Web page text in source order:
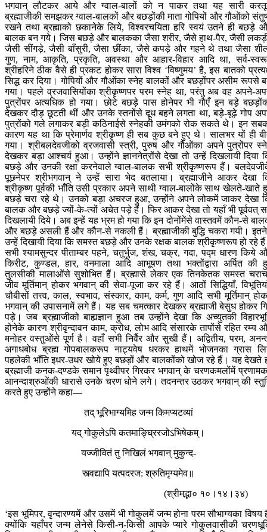
भगवान् लौटकर आये और ग्वाल-बालों को न पाकर तथा यह सारी
ब्रह्माजीकी समझकर ग्वाल-बालकों और बछड़ोंकी माता गोपियों और गौओंको
रखने तथा ब्रह्माको छकानेके लिये, विश्वरचयिता हरि स्वयं उतने ही बछड़े
बालक बन गये। जिस बछड़े और बालकका जैसा शरीर, जैसे हाथ-पैर, जैसी
जैसी सींगड़े, जैसी बाँसुरी, जैसा छींका, जैसे कपड़े और गहने थे तथा जैसा
गुण, नाम, आकृति, प्रकृति, अवस्था और आहार-विहार आदि था, सर्व-
श्रीहरिने ठीक वैसे ही प्रकट होकर सारा विश्व ‘विष्णुमय’ है, इस बातको
सिद्ध कर दिया। गोपियों और गौओंका स्नेह बालकों और बछड़ोंपर असीम रूपसे
गया। पहले व्रजवासियोंका श्रीकृष्णपर परम स्नेह था, परंतु अब वह अपने-
पुत्रोंपर अत्यधिक हो गया। छोटे बछड़े पास होनेपर भी गौएँ इन बड़े
देखकर दौड़ छूटती थीं और उनके स्तनोंसे दूध बहने लगता था, बड़े-बूढ़े गोप
पुत्रोंको गले लगाकर बड़ी कठिनाईसे स्नेहकी उमंगको रोक सकते थे। इन
कारण यह था कि प्रेमार्णव श्रीकृष्ण ही सब कुछ बने हुए थे। सालभर यों ही
गया। श्रीबलदेवजीको व्रजवासी स्त्री, पुरुष और गौओंका अपने पुत्रोंपर
देखकर बड़ा आश्चर्य हुआ। उन्होंने ज्ञाननेत्रोंसे देखा तो उन्हें दिखलायी दिया
बछड़े और उनकी रक्षा करनेवाले ग्वाल-बालक सभी श्रीकृष्णरूप हैं।
पूछनेपर श्रीभगवान् ने उन्हें सारा भेद बतलाया। ब्रह्माजीने आकर देखा
श्रीकृष्ण पूर्वकी भाँति उसी प्रकार अपने साथी ग्वाल-बालोंके साथ खेलते-खाते
बछड़े चरा रहे थे। उनको बड़ा अचरज हुआ, उन्होंने अपने लोकमें जाकर देखा
बालक और बछड़े ज्यों-के-त्यों अचेत पड़े हैं। फिर आकर देखा तो यहाँ भी पूर्ववत्
दिखलायी दिये। अब इन्हें यह भ्रम हो गया कि इन दोनोंमेंसे वास्तवमें कौन-से
और बछड़े असली हैं और कौन-से नकली हैं। ब्रह्माजीकी बुद्धि चकरा गयी।
उन्हें दिखायी दिया कि समस्त बछड़े और उनके रक्षक बालक श्रीकृष्णरूप हो रहे
सभी श्यामसुन्दर पीताम्बर पहने, चतुर्भुज, शंख, चक्र, गदा, पद्म धारण किये
किरीट, कुण्डल, हार, वनमाला आदि आभूषण तथा भक्तोंद्वारा अर्पित की
तुलसीकी मालाओंसे सुशोभित हैं। ब्रह्मासे लेकर एक तिनकेतक समस्त
जीव मूर्तिमान् होकर भगवान् की सेवा-पूजा कर रहे हैं। आठों सिद्धियाँ,
चौबीसों तत्त्व, काल, स्वभाव, संस्कार, काम, कर्म, गुण आदि सभी मूर्तिमान्
भगवान् की उपासनामें लगे हैं। यह सब चमत्कार देखकर ब्रह्माजी बेसुध होकर
पड़े। जब ब्रह्माजीको बाह्यज्ञान हुआ तब उन्होंने देखा कि अच्युतकी
होनेके कारण श्रीवृन्दावन काम, क्रोध, लोभ आदि संसारके तापोंसे रहित रम्य
मनोहर वस्तुओंसे पूर्ण है। वहाँ सभी निर्वैर और सुखी हैं। अद्वितीय, परम,
अगाधबोध ब्रह्म गोपबालकरूप नाट्यवेष धरकर हाथमें भोजनका ग्रास
पहलेकी भाँति इधर-उधर खोये हुए बछड़ों और बालकोंको खोज रहे हैं। यह देखते
ब्रह्माजी कनक-दण्डके समान पृथ्वीपर गिरकर भगवान् के चरणकमलोंमें
आनन्दाश्रुओंकी धारासे उनके चरण धोने लगे। तदनन्तर उठकर भगवान् की
करते हुए उन्होंने कहा—
तद् भूरिभाग्यमिह जन्म किमप्यटव्यां
यद् गोकुलेऽपि कतमाङ्घ्रिरजोऽभिषेकम्।
यज्जीवितं तु निखिलं भगवान् मुकुन्द-
स्त्वद्यापि यत्पदरज: श्रुतिमृग्यमेव॥
(श्रीमद्भा० १०।१४।३४)
‘इस भूमिपर, वृन्दारण्यमें और उसमें भी गोकुलमें जन्म होना परम सौभाग्यका विषय
क्योंकि यहाँपर जन्म लेनेसे किसी-न-किसी आपके प्यारे गोकुलवासीकी